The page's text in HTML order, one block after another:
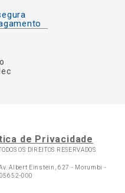
de Privacidade
OS DIREITOS RESERVADOS
Albert Einstein, 627 - Morumbi -
05652-000